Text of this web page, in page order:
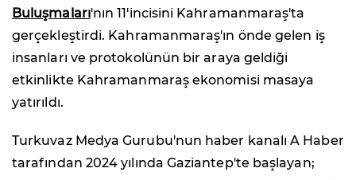
Buluşmaları'nın 11'incisini Kahramanmaraş'ta
gerçekleştirdi. Kahramanmaraş'ın önde gelen iş
insanları ve protokolünün bir araya geldiği
etkinlikte Kahramanmaraş ekonomisi masaya
yatırıldı.
Turkuvaz Medya Gurubu'nun haber kanalı A Haber
tarafından 2024 yılında Gaziantep'te başlayan;